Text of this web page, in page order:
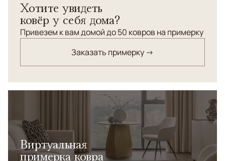
Хотите увидеть
ковёр у себя дома?
Привезем к вам домой до 50 ковров на примерку
Заказать примерку →
Виртуальная
примерка ковра